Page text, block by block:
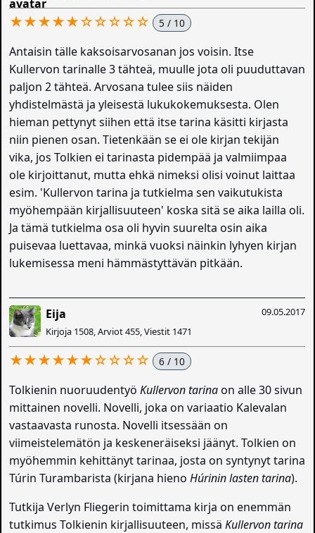
★★★★★☆☆☆☆☆ 5 / 10
Antaisin tälle kaksoisarvosanan jos voisin. Itse
Kullervon tarinalle 3 tähteä, muulle jota oli puuduttavan
paljon 2 tähteä. Arvosana tulee siis näiden
yhdistelmästä ja yleisestä lukukokemuksesta. Olen
hieman pettynyt siihen että itse tarina käsitti kirjasta
niin pienen osan. Tietenkään se ei ole kirjan tekijän
vika, jos Tolkien ei tarinasta pidempää ja valmiimpaa
ole kirjoittanut, mutta ehkä nimeksi olisi voinut laittaa
esim. 'Kullervon tarina ja tutkielma sen vaikutukista
myöhempään kirjallisuuteen' koska sitä se aika lailla oli.
Ja tämä tutkielma osa oli hyvin suurelta osin aika
puisevaa luettavaa, minkä vuoksi näinkin lyhyen kirjan
lukemisessa meni hämmästyttävän pitkään.
09.05.2017
Eija
Kirjoja 1508, Arviot 455, Viestit 1471
★★★★★★☆☆☆☆ 6 / 10
Tolkienin nuoruudentyöKullervon tarinaon alle 30 sivun
mittainen novelli. Novelli, joka on variaatio Kalevalan
vastaavasta runosta. Novelli itsessään on
viimeistelemätön ja keskeneräiseksi jäänyt. Tolkien on
myöhemmin kehittänyt tarinaa, josta on syntynyt tarina
Túrin Turambarista (kirjana hienoHúrinin lasten tarina).
Tutkija Verlyn Fliegerin toimittama kirja on enemmän
tutkimus Tolkienin kirjallisuuteen, missäKullervon tarina